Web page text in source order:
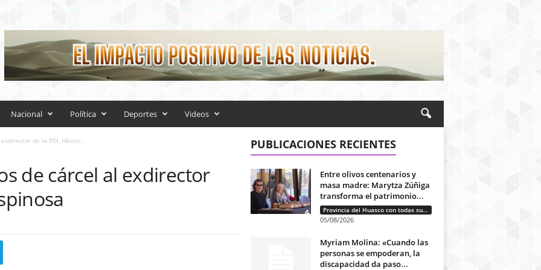
Nacional Política Deportes Videos
de la PDI, Héctor...
de cárcel al exdirector
PUBLICACIONES RECIENTES
Entre olivos centenarios y
masa madre: Marytza Zúñiga
transforma el patrimonio...
Provincia del Huasco con todas sus letras: Historias que unen cultura, diversidad e identidad
05/08/2026
Myriam Molina: «Cuando las
personas se empoderan, la
discapacidad da paso...